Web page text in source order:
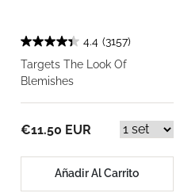
4.4 (3157)
Targets The Look Of
Blemishes
€11.50 EUR
Añadir Al Carrito